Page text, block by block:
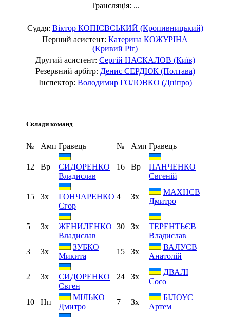
Трансляція: ...
Суддя: Віктор КОПІЄВСЬКИЙ (Кропивницький)
Перший асистент: Катерина КОЖУРІНА
(Кривий Ріг)
Другий асистент: Сергій НАСКАЛОВ (Київ)
Резервний арбітр: Денис СЕРДЮК (Полтава)
Інспектор: Володимир ГОЛОВКО (Дніпро)
Склади команд
№ Амп Гравець № Амп Гравець
12 Вр
СИДОРЕНКО
Владислав
16 Вр
ПАНЧЕНКО
Євгеній
15 Зх
ГОНЧАРЕНКО
Єгор
4 Зх
МАХНЄВ
Дмитро
5 Зх
ЖЕНИЛЕНКО
Владислав
30 Зх
ТЕРЕНТЬЄВ
Владислав
3
Зх
ЗУБКО
Микита
15 Зх
ВАЛУЄВ
Анатолій
2 Зх
СИДОРЕНКО
Євген
24 Зх
ДВАЛІ
Сосо
10 Нп
МІЛЬКО
Дмитро
7 Зх
БІЛОУС
Артем